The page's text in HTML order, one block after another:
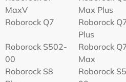
MaxV
Max Plus
Roborock Q7
Roborock
Plus
Roborock S502-
00
Roborock
Max
Roborock S8
Roborock